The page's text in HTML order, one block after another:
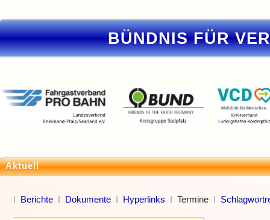
BÜNDNIS FÜR
Aktuell
Berichte Dokumente Hyperlinks Termine